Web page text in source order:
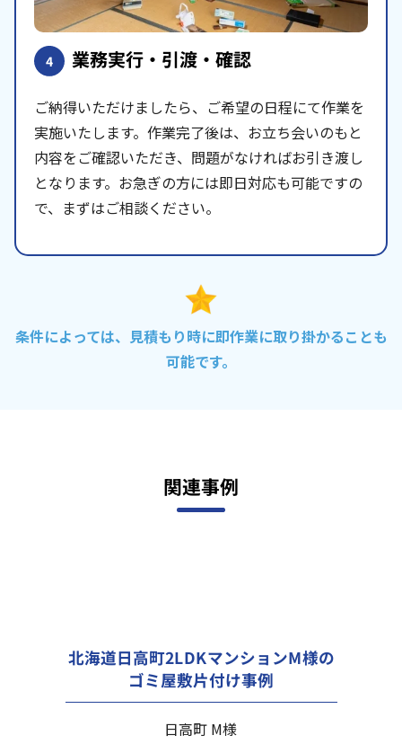
4 業務実行・引渡・確認
ご納得いただけましたら、ご希望の日程にて作業を
実施いたします。作業完了後は、お立ち会いのもと
内容をご確認いただき、問題がなければお引き渡し
となります。お急ぎの方には即日対応も可能ですの
で、まずはご相談ください。
条件によっては、見積もり時に即作業に取り掛かることも
可能です。
関連事例
北海道日高町2LDKマンションM様の
ゴミ屋敷片付け事例
日高町 M様